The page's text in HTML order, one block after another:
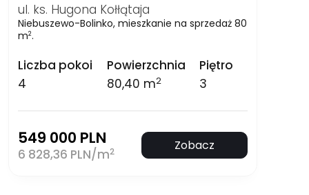
ul. ks. Hugona Kołłątaja
Niebuszewo-Bolinko, mieszkanie na sprzedaż 80
m2.
Liczba pokoi
4
Powierzchnia
80,40 m2
Piętro
3
549 000 PLN
6 828,36 PLN/m2 Zobacz